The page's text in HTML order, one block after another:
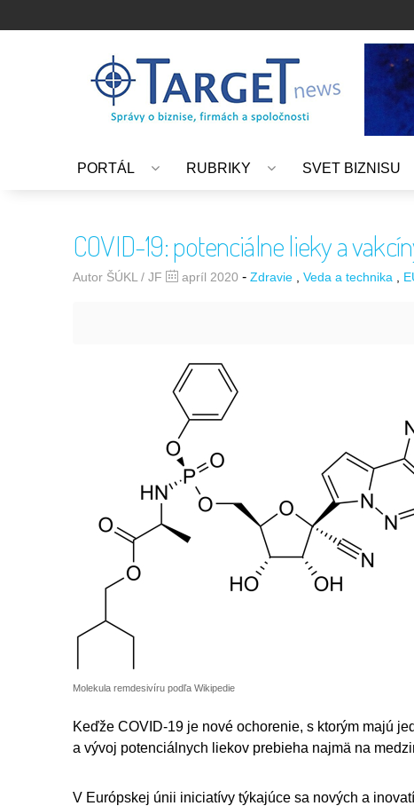
PORTÁL RUBRIKY SVET BIZNISU
COVID-19: potenciálne lieky a
Autor ŠÚKL / JF apríl 2020 - Zdravie Veda a technika
Molekula remdesivíru podľa Wikipedie
Keďže COVID-19 je nové ochorenie, s ktorým majú
a vývoj potenciálnych liekov prebieha najmä na
V Európskej únii iniciatívy týkajúce sa nových a